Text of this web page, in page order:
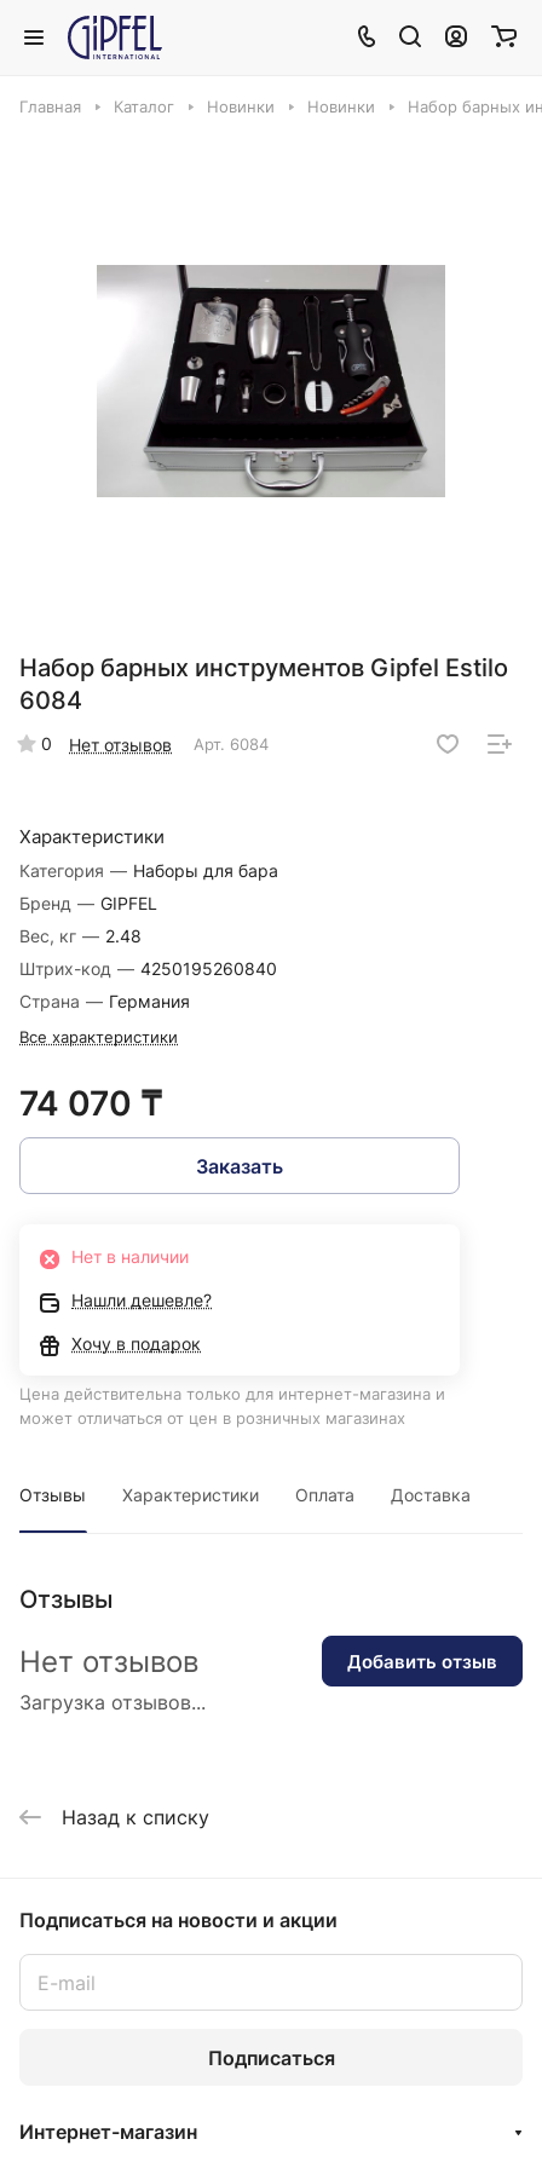
Главная Каталог Новинки Новинки Набор барных
Набор барных инструментов Gipfel Estilo
6084
0 Нет отзывов Арт. 6084
Характеристики
Категория — Наборы для бара
Бренд — GIPFEL
Вес, кг — 2.48
Штрих-код — 4250195260840
Страна — Германия
Все характеристики
74 070 ₸
Заказать
Нет в наличии
Нашли дешевле?
Хочу в подарок
Цена действительна только для интернет-магазина и
может отличаться от цен в розничных магазинах
Отзывы Характеристики Оплата Доставка
Отзывы
Загрузка отзывов...
Нет отзывов Добавить отзыв
Назад к списку
Подписаться на новости и акции
Подписаться
Интернет-магазин